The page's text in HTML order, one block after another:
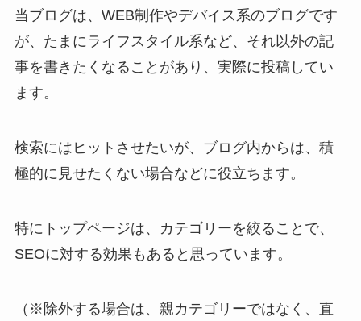
当ブログは、WEB制作やデバイス系のブログです
が、たまにライフスタイル系など、それ以外の記
事を書きたくなることがあり、実際に投稿してい
ます。
検索にはヒットさせたいが、ブログ内からは、積
極的に見せたくない場合などに役立ちます。
特にトップページは、カテゴリーを絞ることで、
SEOに対する効果もあると思っています。
（※除外する場合は、親カテゴリーではなく、直